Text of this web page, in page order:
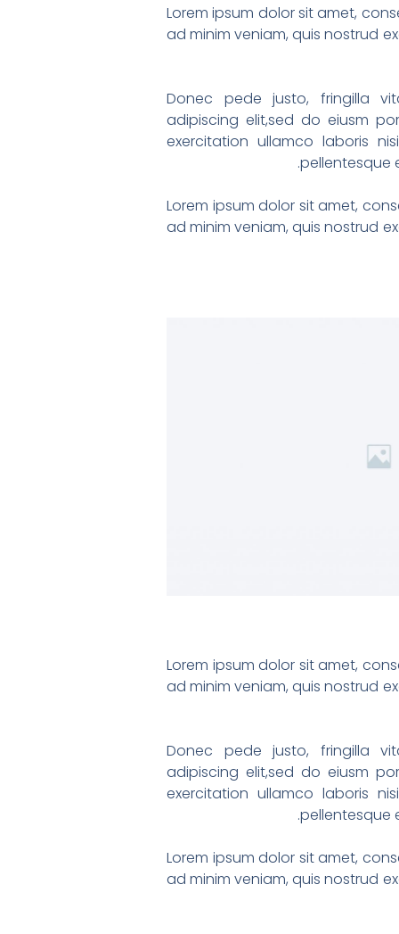
Lorem ipsum dolor sit amet,
ad minim veniam, quis nostrud
Donec pede justo, fringilla
adipiscing elit,sed do eiusm
exercitation ullamco laboris
pellentesque
Lorem ipsum dolor sit amet,
ad minim veniam, quis nostrud
Lorem ipsum dolor sit amet,
ad minim veniam, quis nostrud
Donec pede justo, fringilla
adipiscing elit,sed do eiusm
exercitation ullamco laboris
pellentesque
Lorem ipsum dolor sit amet,
ad minim veniam, quis nostrud